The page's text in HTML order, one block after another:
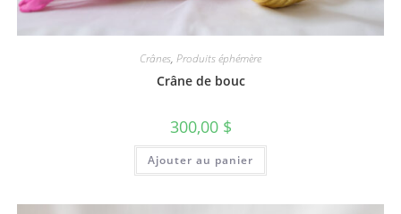
Crânes, Produits éphémère
Crâne de bouc
300,00 $
Ajouter au panier